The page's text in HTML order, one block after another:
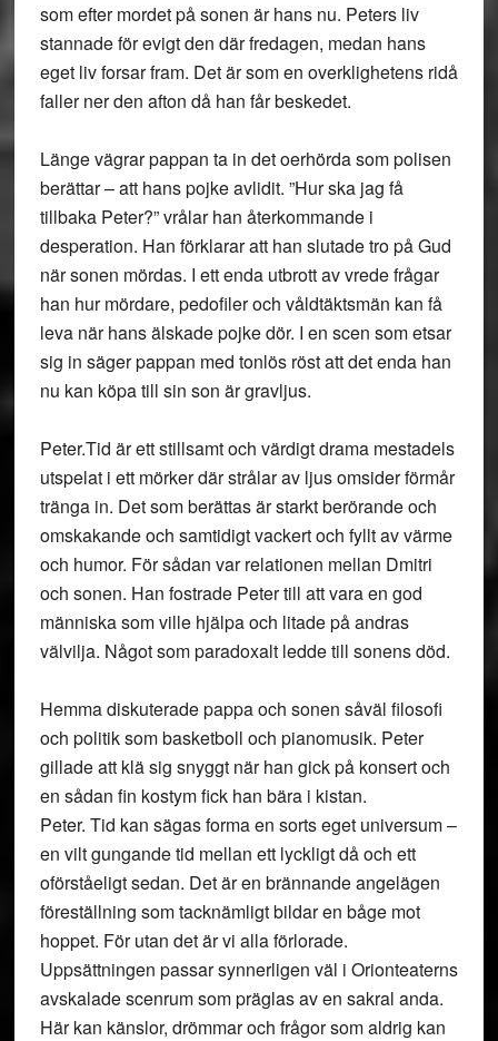
som efter mordet på sonen är hans nu. Peters liv
stannade för evigt den där fredagen, medan hans
eget liv forsar fram. Det är som en overklighetens ridå
faller ner den afton då han får beskedet.
Länge vägrar pappan ta in det oerhörda som polisen
berättar – att hans pojke avlidit. ”Hur ska jag få
tillbaka Peter?” vrålar han återkommande i
desperation. Han förklarar att han slutade tro på Gud
när sonen mördas. I ett enda utbrott av vrede frågar
han hur mördare, pedofiler och våldtäktsmän kan få
leva när hans älskade pojke dör. I en scen som etsar
sig in säger pappan med tonlös röst att det enda han
nu kan köpa till sin son är gravljus.
Peter.Tid är ett stillsamt och värdigt drama mestadels
utspelat i ett mörker där strålar av ljus omsider förmår
tränga in. Det som berättas är starkt berörande och
omskakande och samtidigt vackert och fyllt av värme
och humor. För sådan var relationen mellan Dmitri
och sonen. Han fostrade Peter till att vara en god
människa som ville hjälpa och litade på andras
välvilja. Något som paradoxalt ledde till sonens död.
Hemma diskuterade pappa och sonen såväl filosofi
och politik som basketboll och pianomusik. Peter
gillade att klä sig snyggt när han gick på konsert och
en sådan fin kostym fick han bära i kistan.
Peter. Tid kan sägas forma en sorts eget universum –
en vilt gungande tid mellan ett lyckligt då och ett
oförståeligt sedan. Det är en brännande angelägen
föreställning som tacknämligt bildar en båge mot
hoppet. För utan det är vi alla förlorade.
Uppsättningen passar synnerligen väl i Orionteaterns
avskalade scenrum som präglas av en sakral anda.
Här kan känslor, drömmar och frågor som aldrig kan